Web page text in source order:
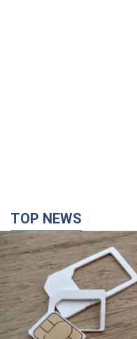
TOP NEWS